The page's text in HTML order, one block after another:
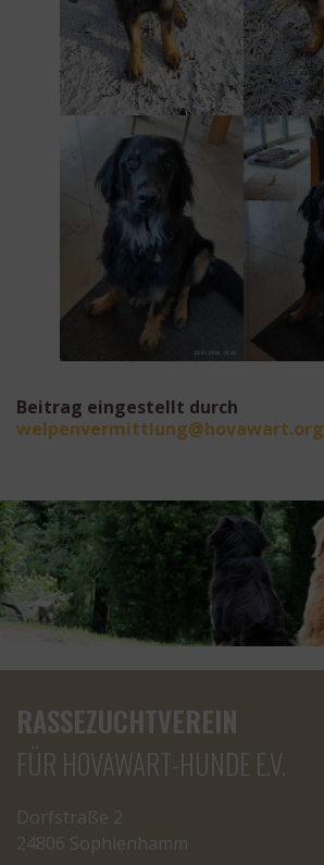
Beitrag eingestellt durch
gro.t
rawav
oh@gn
ultti
mrevn
eplew
RASSEZUCHTVEREIN
FÜR HOVAWART-HUNDE E.V.
Dorfstraße 2
24806 Sophienhamm